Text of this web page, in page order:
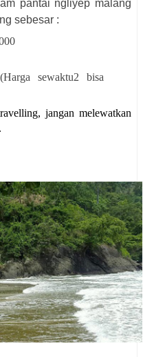
pantai ngliyep malang
sebesar :
sewaktu2 bisa
jangan melewatkan